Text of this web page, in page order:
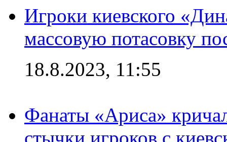
Игроки киевского
массовую потасовку
18.8.2023, 11:55
Фанаты «Ариса»
стычки игроков с